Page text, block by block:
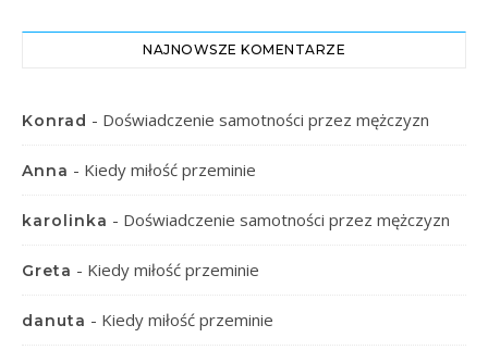
NAJNOWSZE KOMENTARZE
Konrad - Doświadczenie samotności przez mężczyzn
Anna - Kiedy miłość przeminie
karolinka - Doświadczenie samotności przez mężczyzn
Greta - Kiedy miłość przeminie
danuta - Kiedy miłość przeminie